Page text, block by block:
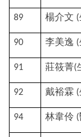
89 楊介文 (
90 李美逸 (
91 莊筱菁(
92 戴裕霖 (
94 林韋伶 (